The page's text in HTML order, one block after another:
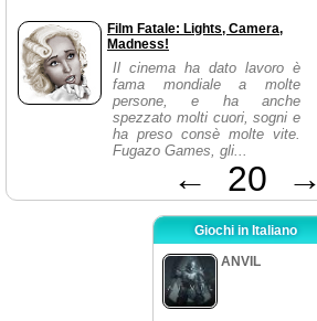
Film Fatale: Lights, Camera,
Madness!
Il cinema ha dato lavoro è
fama mondiale a molte
persone, e ha anche
spezzato molti cuori, sogni e
ha preso consè molte vite.
Fugazo Games, gli...
← 20 →
Giochi in Italiano
ANVIL